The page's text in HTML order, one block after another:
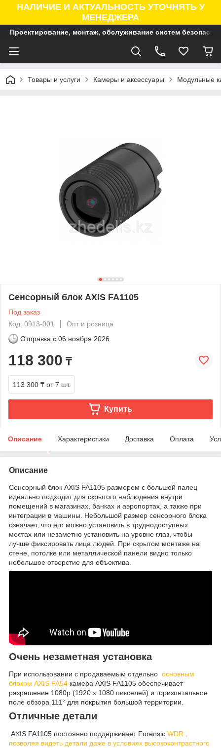
НАЛИЧИЕ И АКТУАЛЬНОСТЬ УТОЧНЯТЬ У
МЕНЕДЖЕРА
Проектирование, монтаж, обслуживание систем
Товары и услуги Камеры и аксессуары Модульные
Сенсорный блок AXIS FA1105
Под заказ
Код: 0913-001
Опт и розница
Отправка с 06 ноября 2026
118 300 ₸
113 300 ₸ от 7 шт.
Купить
Описание Характеристики Доставка Оплата
Описание
Сенсорный блок AXIS FA1105 размером с большой палец
идеально подходит для скрытого наблюдения внутри
помещений в магазинах, банках и аэропортах, а также при
интеграции в машины. Небольшой размер сенсорного блока
означает, что его можно установить в труднодоступных
местах или незаметно установить на уровне глаз, чтобы
лучше фиксировать лица людей. При скрытом монтаже на
стене, потолке или металлической панели видно только
небольшое отверстие для объектива.
Очень незаметная установка
При использовании с продаваемым отдельно основным
блоком AXIS FA54 камера AXIS FA1105 обеспечивает
разрешение 1080p (1920 x 1080 пикселей) и горизонтальное
поле обзора 111° для покрытия большой территории.
Отличные детали
AXIS FA1105 постоянно поддерживает Forensic WDR ,
позволяя видеть детали даже в условиях высококонтрастного